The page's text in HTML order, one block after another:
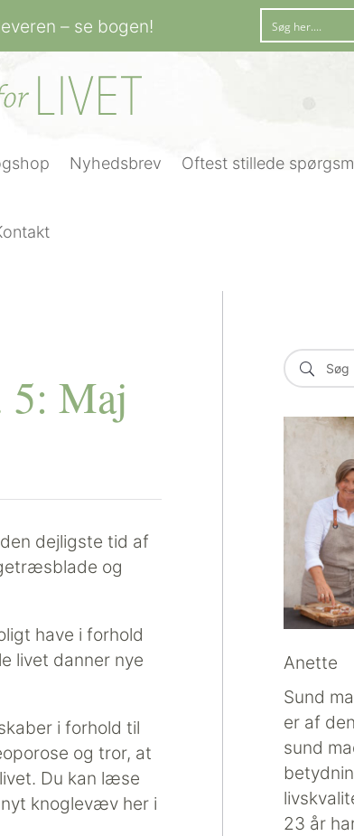
– se bogen!
Nyhedsbrev Oftest stillede
5: Maj
dejligste tid af
og
have i forhold
livet danner nye
i forhold til
og tror, at
Du kan læse
knoglevæv her i
Anette
Sund
er af
sund
23 år